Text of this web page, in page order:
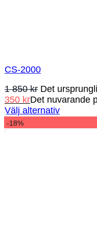
CS-2000
1 850kr Det
350 krDet nuvarande
Välj alternativ
-18%